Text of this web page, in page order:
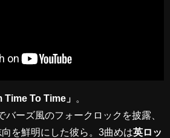
Time To Time」
。
バーズ風のフォークロックを披露、
を鮮明にした彼ら。3曲めは英ロッ